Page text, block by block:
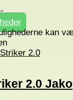
kan
2.0 Jako